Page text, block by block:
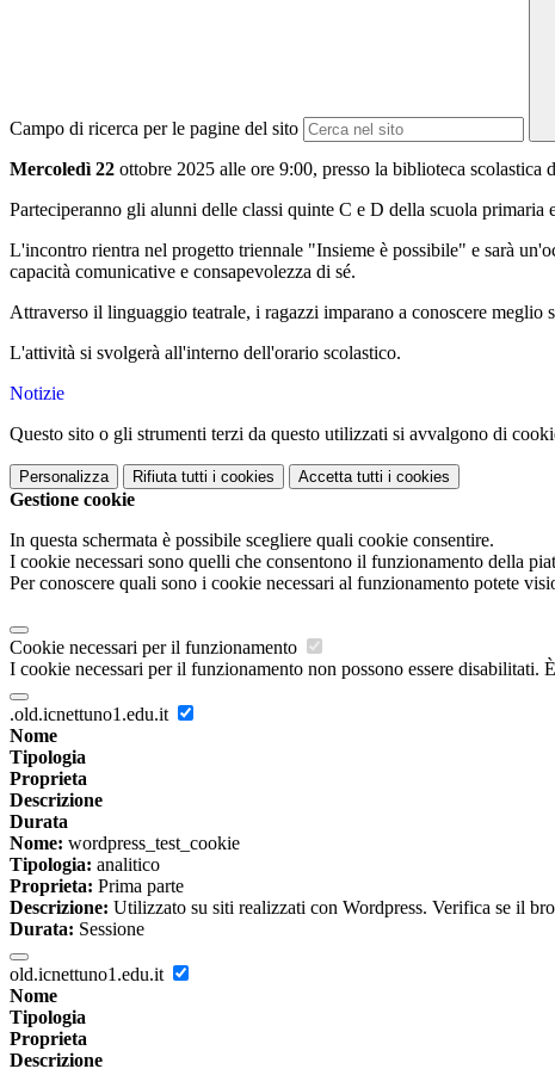
Campo di ricerca per le pagine del sito
Mercoledì 22 ottobre 2025 alle ore 9:00, presso la biblioteca
Parteciperanno gli alunni delle classi quinte C e D della scuola
L'incontro rientra nel progetto triennale "Insieme è possibile" e sarà
capacità comunicative e consapevolezza di sé.
Attraverso il linguaggio teatrale, i ragazzi imparano a conoscere meglio
L'attività si svolgerà all'interno dell'orario scolastico.
Notizie
Questo sito o gli strumenti terzi da questo utilizzati si avvalgono di
Personalizza Rifiuta tutti i cookies Accetta tutti i cookies
Gestione cookie
In questa schermata è possibile scegliere quali cookie consentire.
I cookie necessari sono quelli che consentono il funzionamento della
Per conoscere quali sono i cookie necessari al funzionamento potete
Cookie necessari per il funzionamento
I cookie necessari per il funzionamento non possono essere
.old.icnettuno1.edu.it
Nome
Tipologia
Proprieta
Descrizione
Durata
Nome: wordpress_test_cookie
Tipologia: analitico
Proprieta: Prima parte
Descrizione: Utilizzato su siti realizzati con Wordpress. Verifica se il
Durata: Sessione
old.icnettuno1.edu.it
Nome
Tipologia
Proprieta
Descrizione